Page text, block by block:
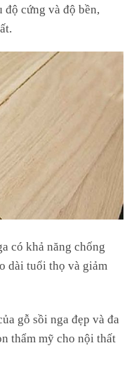
cứng và độ bền,
có khả năng chống
dài tuổi thọ và giảm
gỗ sồi nga đẹp và đa
thẩm mỹ cho nội thất